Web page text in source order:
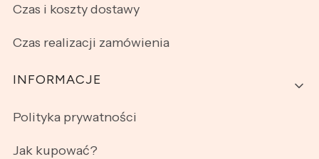
Czas i koszty dostawy
Czas realizacji zamówienia
INFORMACJE
Polityka prywatności
Jak kupować?